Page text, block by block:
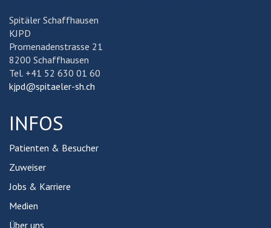
Spitäler Schaffhausen
KJPD
Promenadenstrasse 21
8200 Schaffhausen
Tel. +41 52 630 01 60
kjpd@spitaeler-sh.ch
INFOS
Patienten & Besucher
Zuweiser
Jobs & Karriere
Medien
Über uns